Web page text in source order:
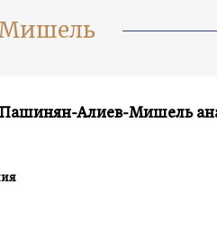
Мишель
Алиев-Мишель